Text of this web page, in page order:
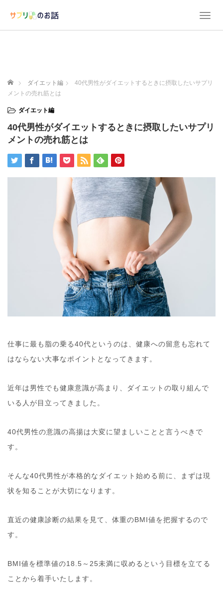
T
a
a
ホーム ダイエット編
40代男性がダイエットするときに摂取したいサプリ
メントの売れ筋とは
ダイエット編
40代男性がダイエットするときに摂取したいサプリ
メントの売れ筋とは
仕事に最も脂の乗る40代というのは、健康への留意も忘れて
はならない大事なポイントとなってきます。
近年は男性でも健康意識が高まり、ダイエットの取り組んで
いる人が目立ってきました。
40代男性の意識の高揚は大変に望ましいことと言うべきで
す。
そんな40代男性が本格的なダイエット始める前に、まずは現
状を知ることが大切になります。
直近の健康診断の結果を見て、体重のBMI値を把握するので
す。
BMI値を標準値の18.5～25未満に収めるという目標を立てる
ことから着手いたします。